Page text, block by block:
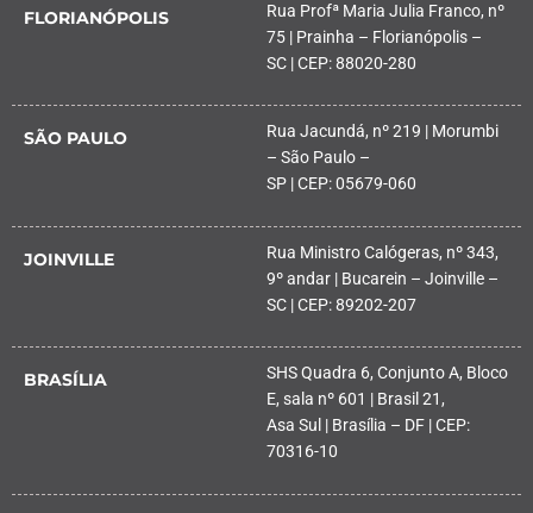
FLORIANÓPOLIS
Rua Profª Maria Julia Franco, nº
75 | Prainha – Florianópolis –
SC | CEP: 88020-280
SÃO PAULO
Rua Jacundá, nº 219 | Morumbi
– São Paulo –
SP | CEP: 05679-060
JOINVILLE
Rua Ministro Calógeras, nº 343,
9º andar | Bucarein – Joinville –
SC | CEP: 89202-207
BRASÍLIA
SHS Quadra 6, Conjunto A, Bloco
E, sala nº 601 | Brasil 21,
Asa Sul | Brasília – DF | CEP:
70316-10